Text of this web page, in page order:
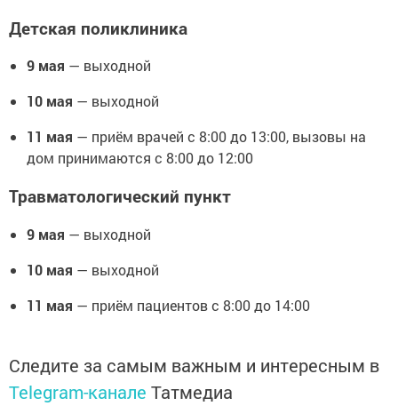
Детская поликлиника
9 мая — выходной
10 мая — выходной
11 мая — приём врачей с 8:00 до 13:00, вызовы на
дом принимаются с 8:00 до 12:00
Травматологический пункт
9 мая — выходной
10 мая — выходной
11 мая — приём пациентов с 8:00 до 14:00
Следите за самым важным и интересным в
Telegram-канале Татмедиа